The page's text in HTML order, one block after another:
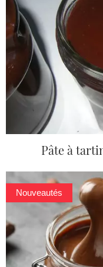
Pâte à
Nouveautés